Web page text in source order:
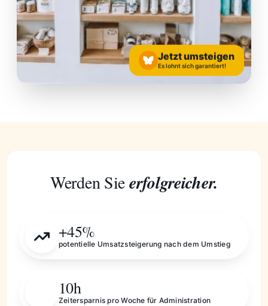
Jetzt umsteigen
Es lohnt sich garantiert!
Werden Sieerfolgreicher.
+45%
potentielle Umsatzsteigerung nach dem Umstieg
10h
Zeitersparnis pro Woche für Administration